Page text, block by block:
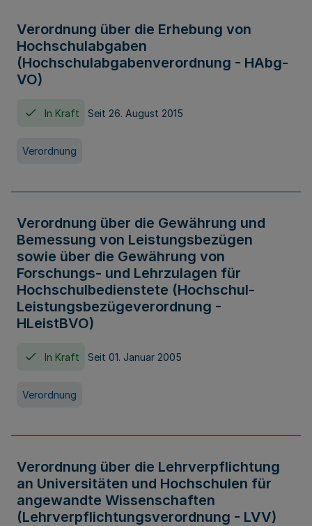
Verordnung über die Erhebung von
Hochschulabgaben
(Hochschulabgabenverordnung - HAbg-
VO)
In Kraft Seit 26. August 2015
Verordnung
Verordnung über die Gewährung und
Bemessung von Leistungsbezügen
sowie über die Gewährung von
Forschungs- und Lehrzulagen für
Hochschulbedienstete (Hochschul-
Leistungsbezügeverordnung -
HLeistBVO)
In Kraft Seit 01. Januar 2005
Verordnung
Verordnung über die Lehrverpflichtung
an Universitäten und Hochschulen für
angewandte Wissenschaften
(Lehrverpflichtungsverordnung - LVV)